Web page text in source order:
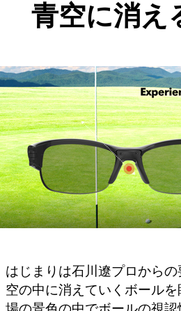
青空に消え
はじまりは石川遼プロから
空の中に消えていくボール